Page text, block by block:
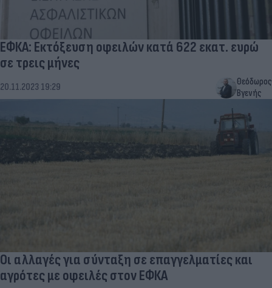
ΕΦΚΑ: Εκτόξευση οφειλών κατά 622 εκατ. ευρώ
σε τρεις μήνες
20.11.2023 19:29
Θεόδωρος
Βγενής
Οι αλλαγές για σύνταξη σε επαγγελματίες και
αγρότες με οφειλές στον ΕΦΚΑ